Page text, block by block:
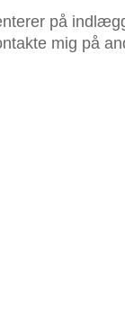
på
mig på